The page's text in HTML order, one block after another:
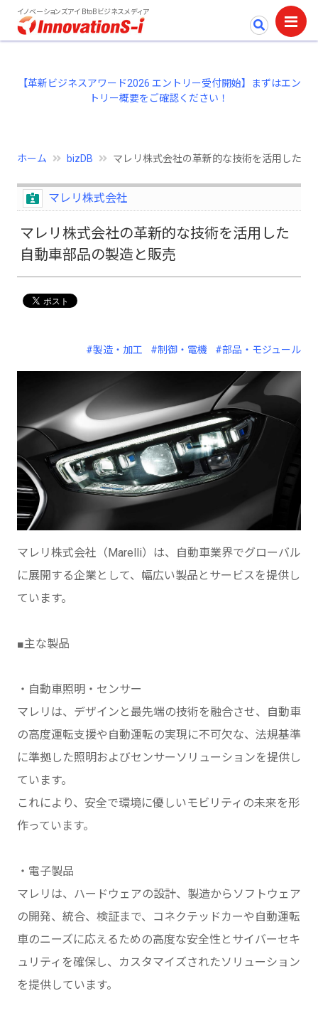
イノベーションズアイ BtoBビジネスメディア
【革新ビジネスアワード2026 エントリー受付開始】まずはエン
トリー概要をご確認ください！
ホーム bizDB マレリ株式会社の革新的な技術を活用した自
マレリ株式会社
マレリ株式会社の革新的な技術を活用した
自動車部品の製造と販売
#製造・加工 #制御・電機 #部品・モジュール
マレリ株式会社（Marelli）は、自動車業界でグローバル
に展開する企業として、幅広い製品とサービスを提供し
ています。
■主な製品
・自動車照明・センサー
マレリは、デザインと最先端の技術を融合させ、自動車
の高度運転支援や自動運転の実現に不可欠な、法規基準
に準拠した照明およびセンサーソリューションを提供し
ています。
これにより、安全で環境に優しいモビリティの未来を形
作っています。
・電子製品
マレリは、ハードウェアの設計、製造からソフトウェア
の開発、統合、検証まで、コネクテッドカーや自動運転
車のニーズに応えるための高度な安全性とサイバーセキ
ュリティを確保し、カスタマイズされたソリューション
を提供しています。